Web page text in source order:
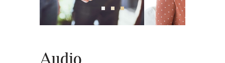
Audio